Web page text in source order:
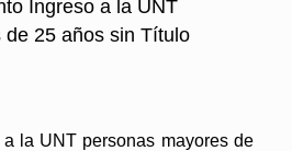
Ingreso a la UNT
de 25 años sin Título
la UNT personas mayores de